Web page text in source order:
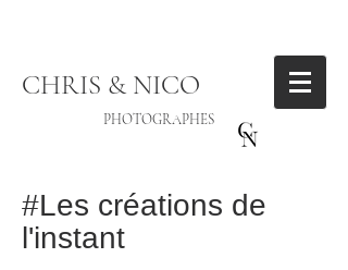
CHRIS & NICO
PHOTOGRAPHES
#Les créations de
l'instant